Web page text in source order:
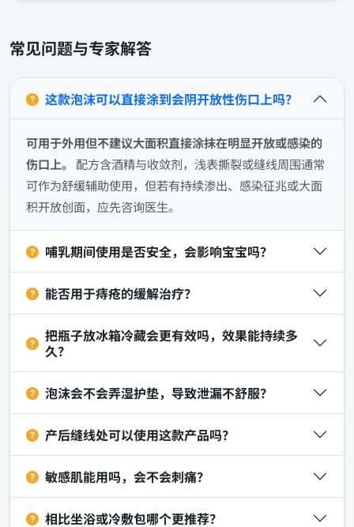
常见问题与专家解答
这款泡沫可以直接涂到会阴开放性伤口上吗？
可用于外用但不建议大面积直接涂抹在明显开放或感染的
伤口上。 配方含酒精与收敛剂，浅表撕裂或缝线周围通常
可作为舒缓辅助使用，但若有持续渗出、感染征兆或大面
积开放创面，应先咨询医生。
哺乳期间使用是否安全，会影响宝宝吗？
能否用于痔疮的缓解治疗？
把瓶子放冰箱冷藏会更有效吗，效果能持续多
久？
泡沫会不会弄湿护垫，导致泄漏不舒服？
产后缝线处可以使用这款产品吗？
敏感肌能用吗，会不会刺痛？
相比坐浴或冷敷包哪个更推荐？